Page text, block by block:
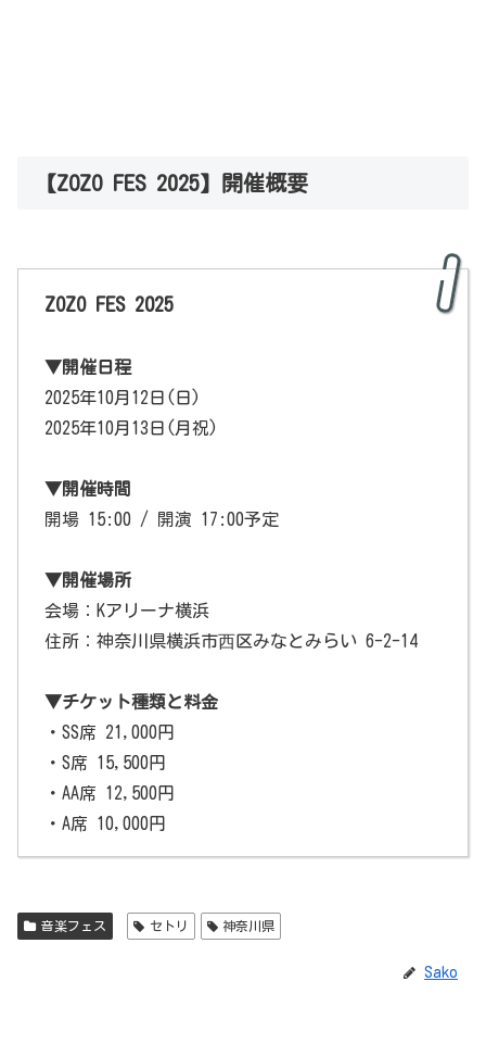
【ZOZO FES 2025】開催概要
ZOZO FES 2025
▼開催日程
2025年10月12日(日)
2025年10月13日(月祝)
▼開催時間
開場 15:00 / 開演 17:00予定
▼開催場所
会場：Kアリーナ横浜
住所：神奈川県横浜市⻄区みなとみらい 6-2-14
▼チケット種類と料金
・SS席 21,000円
・S席 15,500円
・AA席 12,500円
・A席 10,000円
音楽フェス セトリ 神奈川県
Sako